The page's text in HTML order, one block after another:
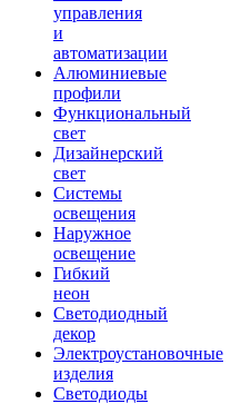
управления
и
автоматизации
Алюминиевые
профили
Функциональный
свет
Дизайнерский
свет
Системы
освещения
Наружное
освещение
Гибкий
неон
Светодиодный
декор
Электроустановочные
изделия
Светодиоды